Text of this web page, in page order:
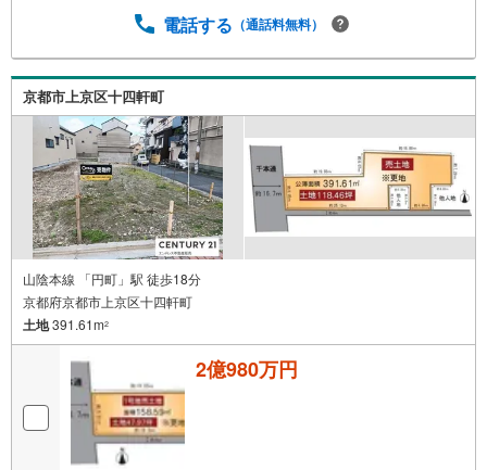
（火曜日・水曜日定休日※祝日は営業）事前にご連絡いただ
ております！
電話する （通話料無料）
京都市上京区十四軒町
山陰本線 「円町」駅 徒歩18分
京都府京都市上京区十四軒町
土地391.61m2
2億980万円